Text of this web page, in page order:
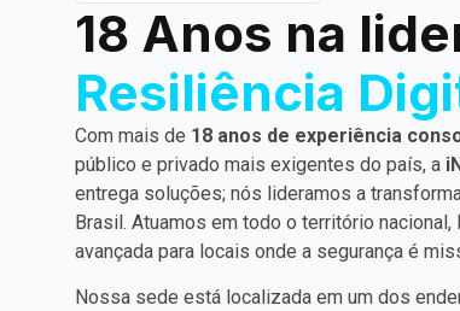
18 Anos na
Resiliência
Com mais de 18 anos de experiência
público e privado mais exigentes do país, a
entrega soluções; nós lideramos a
Brasil. Atuamos em todo o território
avançada para locais onde a segurança é
Nossa sede está localizada em um dos